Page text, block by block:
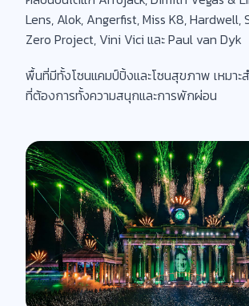
Lens, Alok, Angerfist, Miss K8, Hardwell,
Zero Project, Vini Vici และ Paul van Dyk
พื้นที่มีทั้งโซนแคมป์ปิ้งและโซนสุขภาพ เหมาะ
ที่ต้องการทั้งความสนุกและการพักผ่อน